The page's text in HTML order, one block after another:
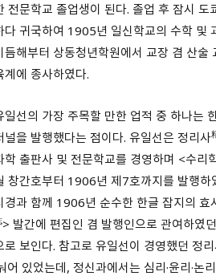
전문학교 졸업생이 된다. 졸업 후 잠시 도
다 귀국하여 1905년 일신학교의 수학 및
듬해부터 상동청년학원에서 교장 겸 산술
계에 종사하였다.
일선의 가장 주목할 만한 업적 중 하나는
널을 발행했다는 점이다. 유일선은 정리사
학 출판사 및 전문학교를 경영하며 <수
창간호부터 1906년 제7호까지를 발행하
경과 함께 1906년 순수한 한글 잡지의 효
> 발간에 편집인 겸 발행인으로 관여하였
로 보인다. 참고로 유일선이 경영했던 정
어 있었는데, 정신과에서는 심리·윤리·논